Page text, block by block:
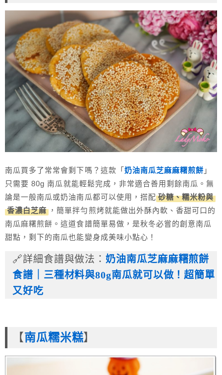
南瓜買多了常常會剩下嗎？這款「 奶油南瓜芝麻麻糬煎餅 」
只需要 80g 南瓜就能輕鬆完成，非常適合善用剩餘南瓜。無
論是一般南瓜或奶油南瓜都可以使用，搭配 砂糖、糯米粉與
香濃白芝麻 ，簡單拌勻煎烤就能做出外酥內軟、香甜可口的
南瓜麻糬煎餅。這道食譜簡單易做，是秋冬必嘗的創意南瓜
甜點，剩下的南瓜也能變身成美味小點心！
🔗詳細食譜與做法：奶油南瓜芝麻麻糬煎餅
食譜｜三種材料與80g南瓜就可以做！超簡單
又好吃
【 南瓜糯米糕】